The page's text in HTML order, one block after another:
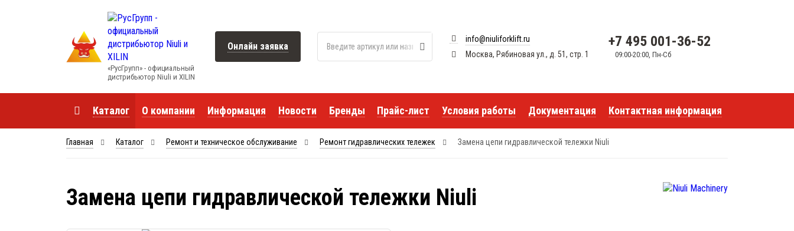
«РусГрупп» - официальный
диcтрибьютор Niuli и XILIN
Онлайн заявка
info@niuliforklift.ru
Москва, Рябиновая ул., д. 51, стр. 1
+7 495 001-36-52
09:00-20:00, Пн-Сб
Каталог О компании Информация Новости Бренды Прайс-лист Условия работы Документация Контактная информация
Главная Каталог Ремонт и техническое обслуживание Ремонт гидравлических тележек Замена цепи гидравлической тележки Niuli
Замена цепи гидравлической тележки Niuli